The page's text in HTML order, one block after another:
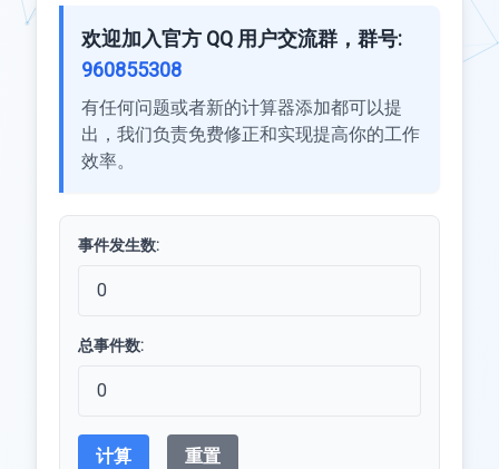
欢迎加入官方 QQ 用户交流群，群号:
960855308
有任何问题或者新的计算器添加都可以提
出，我们负责免费修正和实现提高你的工作
效率。
事件发生数:
总事件数:
计算 重置